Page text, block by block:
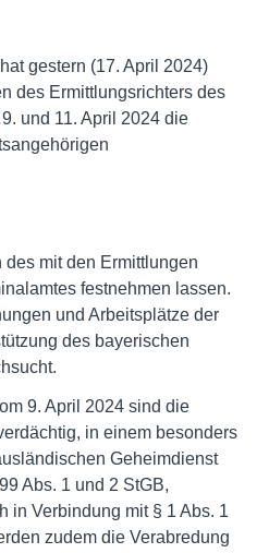
gestern (17. April 2024)
des Ermittlungsrichters des
und 11. April 2024 die
mit den Ermittlungen
festnehmen lassen.
und Arbeitsplätze der
des bayerischen
9. April 2024 sind die
in einem besonders
Geheimdienst
Abs. 1 und 2 StGB,
in Verbindung mit § 1 Abs. 1
zudem die Verabredung